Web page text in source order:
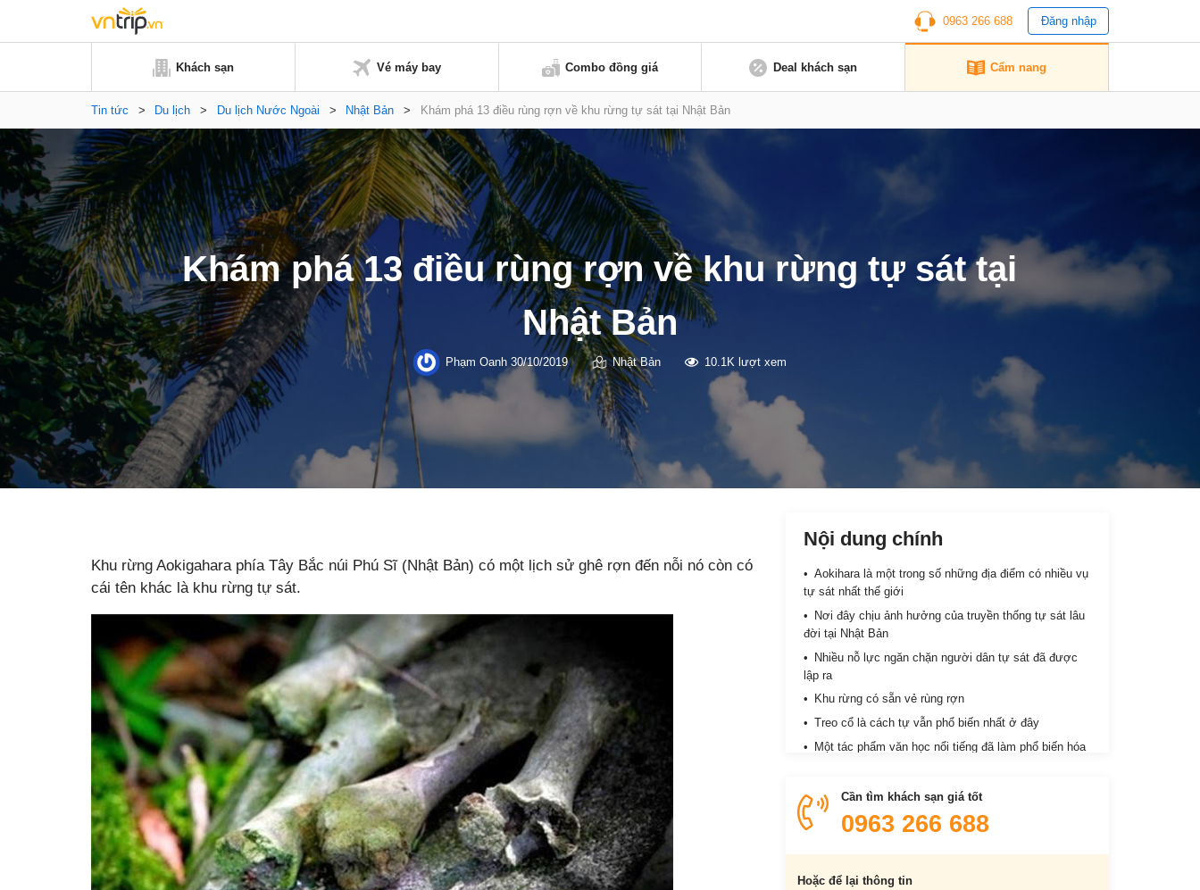
0963 266 688 Đăng nhập
Khách sạn Vé máy bay Combo đồng giá Deal khách sạn Cẩm nang
Tin tức > Du lịch > Du lịch Nước Ngoài > Nhật Bản > Khám phá 13 điều rùng rợn về khu rừng tự sát tại Nhật Bản
Khám phá 13 điều rùng rợn về khu rừng tự sát tại
Nhật Bản
Phạm Oanh 30/10/2019 Nhật Bản 10.1K lượt xem
Khu rừng Aokigahara phía Tây Bắc núi Phú Sĩ (Nhật Bản) có một lịch sử ghê rợn đến nỗi nó còn có
cái tên khác là khu rừng tự sát.
Nội dung chính
Aokihara là một trong số những địa điểm có nhiều vụ
tự sát nhất thế giới
Nơi đây chịu ảnh hưởng của truyền thống tự sát lâu
đời tại Nhật Bản
Nhiều nỗ lực ngăn chặn người dân tự sát đã được
lập ra
Khu rừng có sẵn vẻ rùng rợn
Treo cổ là cách tự vẫn phổ biến nhất ở đây
Một tác phẩm văn học nổi tiếng đã làm phổ biến hóa
Nơi đây còn có câu chuyện cũng u ám không kém
Khu rừng tự sát có thể bị ma ám
Nhiều cuộc tìm kiếm đã được tổ chức hằng năm từ
năm 1970
Cắm trại cũng có thể rơi vào diện nghi vấn
Cần tìm khách sạn giá tốt
0963 266 688
Hoặc để lại thông tin